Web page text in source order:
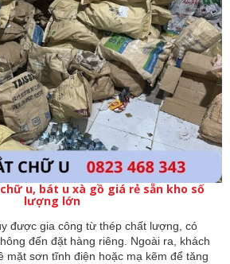
u, bát u xà gồ giá rẻ sẵn kho số
lượng lớn
được gia công từ thép chất lượng, có
đến đặt hàng riêng. Ngoài ra, khách
mặt sơn tĩnh điện hoặc mạ kẽm để tăng